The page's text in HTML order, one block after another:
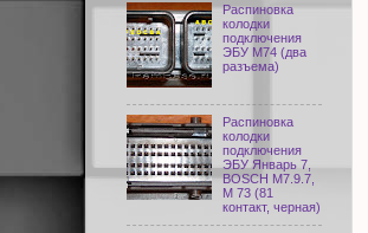
Распиновка
колодки
подключения
ЭБУ M74 (два
разъема)
Распиновка
колодки
подключения
ЭБУ Январь 7,
BOSCH M7.9.7,
М 73 (81
контакт, черная)